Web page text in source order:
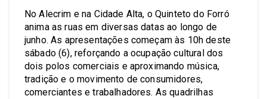
No Alecrim e na Cidade Alta, o Quinteto do Forró
anima as ruas em diversas datas ao longo de
junho. As apresentações começam às 10h deste
sábado (6), reforçando a ocupação cultural dos
dois polos comerciais e aproximando música,
tradição e o movimento de consumidores,
comerciantes e trabalhadores. As quadrilhas